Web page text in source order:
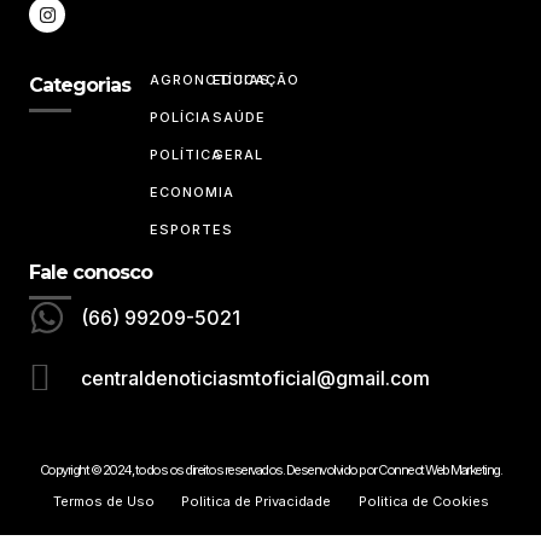
Categorias AGRONOTÍCIAS
POLÍCIA
POLÍTICA
ECONOMIA
ESPORTES
EDUCAÇÃO
SAÚDE
GERAL
Fale conosco
(66) 99209-5021
centraldenoticiasmtoficial@gmail.com
Copyright © 2024, todos os direitos reservados. Desenvolvido por Connect Web Marketing.
Termos de Uso
Politica de Privacidade Politica de Cookies